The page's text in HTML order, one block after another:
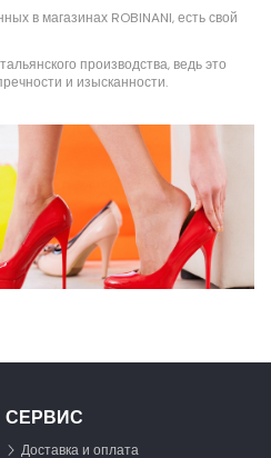
в магазинах ROBINANI, есть свой
производства, ведь это
и изысканности.
СЕРВИС
Доставка и оплата